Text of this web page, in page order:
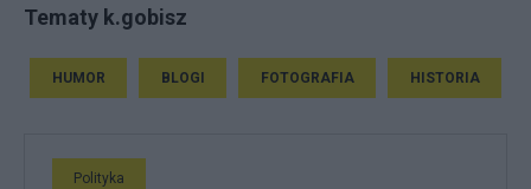
Tematy k.gobisz
HUMOR BLOGI FOTOGRAFIA HISTORIA
Polityka